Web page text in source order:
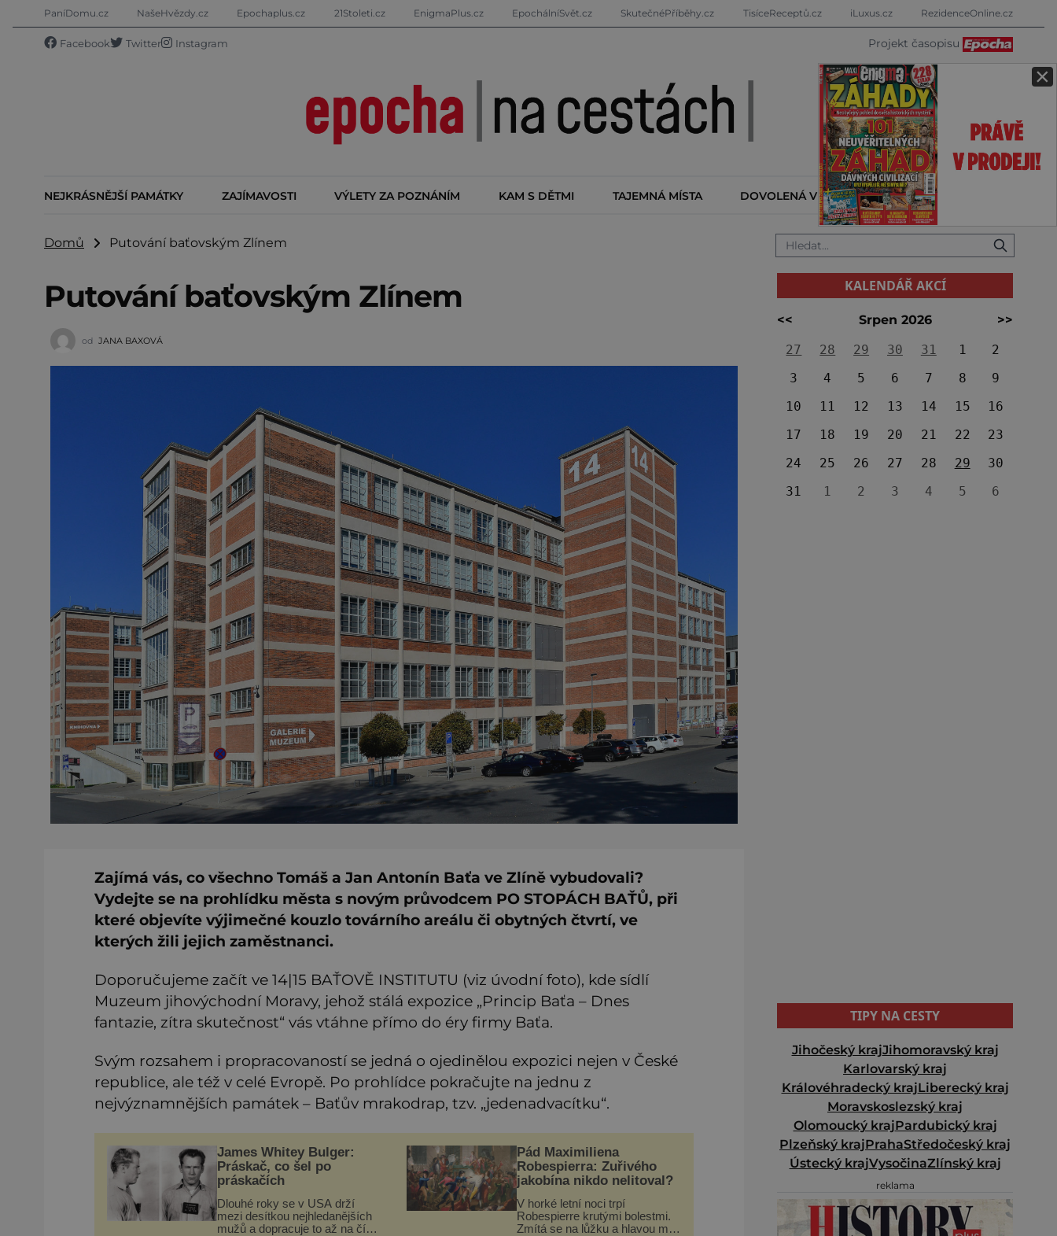
×
PaníDomu.cz NašeHvězdy.cz Epochaplus.cz 21Stoleti.cz EnigmaPlus.cz EpochálníSvět.cz SkutečnéPříběhy.cz TisíceReceptů.cz iLuxus.cz RezidenceOnline.cz
Facebook Twitter Instagram Projekt časopisu
NEJKRÁSNĚJŠÍ PAMÁTKY ZAJÍMAVOSTI VÝLETY ZA POZNÁNÍM KAM S DĚTMI TAJEMNÁ MÍSTA DOVOLENÁ V ZAHRANIČÍ KALENDÁŘ AKCÍ
Domů Putování baťovským Zlínem
Putování baťovským Zlínem
od JANA BAXOVÁ
Zajímá vás, co všechno Tomáš a Jan Antonín Baťa ve Zlíně vybudovali?
Vydejte se na prohlídku města s novým průvodcem PO STOPÁCH BAŤŮ, při
které objevíte výjimečné kouzlo továrního areálu či obytných čtvrtí, ve
kterých žili jejich zaměstnanci.
Doporučujeme začít ve 14|15 BAŤOVĚ INSTITUTU (viz úvodní foto), kde sídlí
Muzeum jihovýchodní Moravy, jehož stálá expozice „Princip Baťa – Dnes
fantazie, zítra skutečnost“ vás vtáhne přímo do éry firmy Baťa.
Svým rozsahem i propracovaností se jedná o ojedinělou expozici nejen v České
republice, ale též v celé Evropě. Po prohlídce pokračujte na jednu z
nejvýznamnějších památek – Baťův mrakodrap, tzv. „jedenadvacítku“.
James Whitey Bulger:
Práskač, co šel po
práskačích
Dlouhé roky se v USA drží
mezi desítkou nejhledanějších
mužů a dopracuje to až na číslo
Pád Maximiliena
Robespierra: Zuřivého
jakobína nikdo nelitoval?
V horké letní noci trpí
Robespierre krutými bolestmi.
Zmítá se na lůžku a hlavou mu
KALENDÁŘ AKCÍ
<< Srpen 2026
>>
27
28 29 30 31 1
2
3
4 5 6 7 8
9
10
11 12 13 14 15
16
17
18 19 20 21 22
23
24
25 26 27 28 29
30
31
1 2 3 4 5 6
TIPY NA CESTY
Jihočeský krajJihomoravský kraj
Karlovarský kraj
Královéhradecký krajLiberecký kraj
Moravskoslezský kraj
Olomoucký krajPardubický kraj
Plzeňský krajPrahaStředočeský kraj
Ústecký krajVysočinaZlínský kraj
reklama